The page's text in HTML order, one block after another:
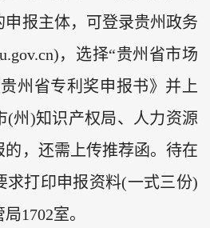
报主体，可登录贵州政务
，选择“贵州省市场
州省专利奖申报书》并上
(州)知识产权局、人力资源
，还需上传推荐函。待在
求打印申报资料(一式三份)
1702室。